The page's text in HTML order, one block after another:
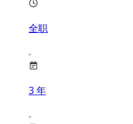
全职
3 年